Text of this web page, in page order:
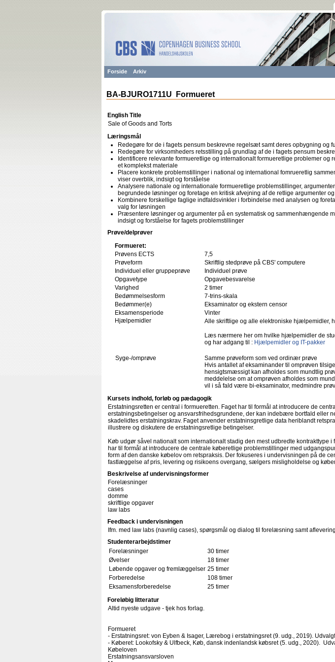
Forside Arkiv
BA-BJURO1711U Formueret
English Title
Sale of Goods and Torts
Læringsmål
Redegøre for de i fagets pensum beskrevne regelsæt samt deres opbygning og
Redegøre for virksomheders retsstilling på grundlag af de i fagets pensum
Identificere relevante formueretlige og internationalt formueretlige problemer og
et komplekst materiale
Placere konkrete problemstillinger i national og international fomrueretlig
viser overblik, indsigt og forståelse
Analysere nationale og internationale formueretlige problemstillinger,
begrundede løsninger og foretage en kritisk afvejning af de retlige argumenter
Kombinere forskellige faglige indfaldsvinkler i forbindelse med analysen og
valg for løsningen
Præsentere løsninger og argumenter på en systematisk og sammenhængende
indsigt og forståelse for fagets problemstillinger
Prøve/delprøver
Formueret:
Prøvens ECTS
7,5
Prøveform
Skriftlig stedprøve på CBS' computere
Individuel eller gruppeprøve
Individuel prøve
Opgavetype
Opgavebesvarelse
Varighed
2 timer
Bedømmelsesform
7-trins-skala
Bedømmer(e)
Eksaminator og ekstern censor
Eksamensperiode
Vinter
Hjælpemidler
Alle skriftlige og alle elektroniske hjælpemidler,
Læs nærmere her om hvilke hjælpemidler de
og har adgang til : Hjælpemidler og IT-pakker
Syge-/omprøve
Samme prøveform som ved ordinær prøve
Hvis antallet af eksaminander til omprøven
hensigtsmæssigt kan afholdes som mundtlig
meddelelse om at omprøven afholdes som
vil i så fald være bi-eksaminator, medmindre
Kursets indhold, forløb og pædagogik
Erstatningsretten er central i formueretten. Faget har til formål at introducere de
erstatningsbetingelser og ansvarsfrihedsgrundene, der kan indebære bortfald eller
skadelidtes erstatningskrav. Faget anvender erstatninsgretlige data heriblandt
illustrere og diskutere de erstatningsretlige betingelser.
Køb udgør såvel nationalt som internationalt stadig den mest udbredte kontrakttype i
har til formål at introducere de centrale køberetlige problemstillinger med
form af den danske købelov om retspraksis. Der fokuseres i undervisningen på de
fastlæggelse af pris, levering og risikoens overgang, sælgers misligholdelse og
Beskrivelse af undervisningsformer
Forelæsninger
cases
domme
skriftlige opgaver
law labs
Feedback i undervisningen
Ifm. med law labs (navnlig cases), spørgsmål og dialog til forelæsning samt
Studenterarbejdstimer
Forelæsninger
30 timer
Øvelser
18 timer
Løbende opgaver og fremlæggelser 25 timer
Forberedelse
108 timer
Eksamensforberedelse
25 timer
Foreløbig litteratur
Altid nyeste udgave - tjek hos forlag.
Formueret
- Erstatningsret: von Eyben & Isager, Lærebog i erstatningsret (9. udg., 2019).
- Køberet: Lookofsky & Ulfbeck, Køb, dansk indenlandsk købsret (5. udg., 2020).
Købeloven
Erstatningsansvarsloven